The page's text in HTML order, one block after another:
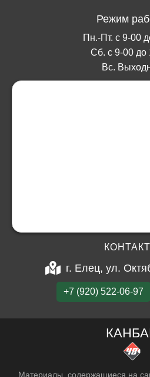
Режим
Пн.-Пт. с 9-00
Сб. с 9-00 до
Вс.
г. Елец, ул.
+7 (920) 522-06-97
Материалы, содержащиеся на